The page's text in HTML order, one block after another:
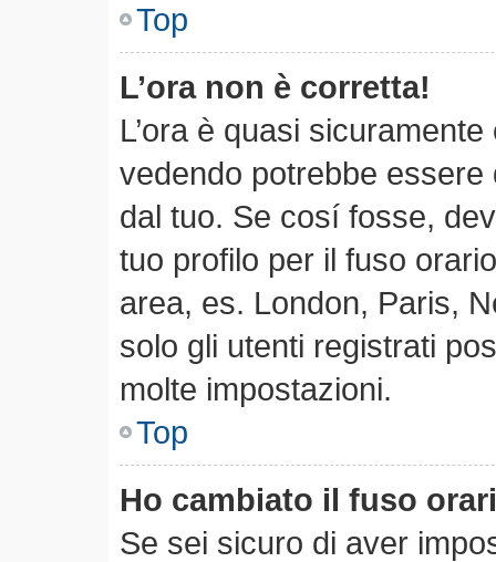
Top
L’ora non è corretta!
L’ora è quasi
vedendo potrebbe
dal tuo. Se cosí fosse,
tuo profilo per il fuso
area, es. London, Paris,
solo gli utenti registrati
molte impostazioni.
Top
Ho cambiato il fuso
Se sei sicuro di aver